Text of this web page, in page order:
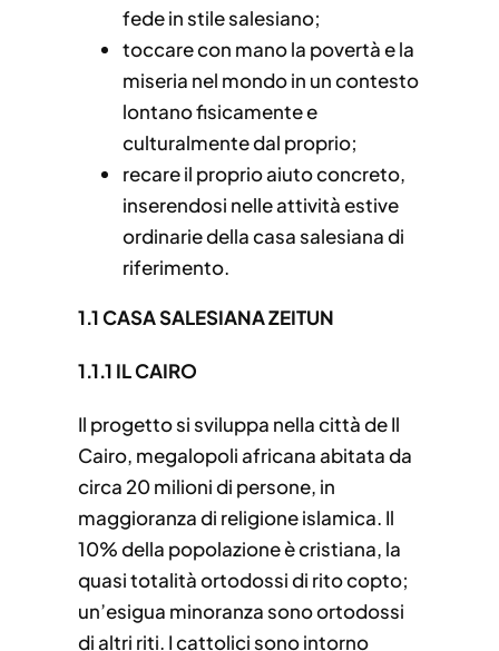
fede in stile salesiano;
toccare con mano la povertà e la
miseria nel mondo in un contesto
lontano fisicamente e
culturalmente dal proprio;
recare il proprio aiuto concreto,
inserendosi nelle attività estive
ordinarie della casa salesiana di
riferimento.
1.1 CASA SALESIANA ZEITUN
1.1.1 IL CAIRO
Il progetto si sviluppa nella città de Il
Cairo, megalopoli africana abitata da
circa 20 milioni di persone, in
maggioranza di religione islamica. Il
10% della popolazione è cristiana, la
quasi totalità ortodossi di rito copto;
un’esigua minoranza sono ortodossi
di altri riti. I cattolici sono intorno